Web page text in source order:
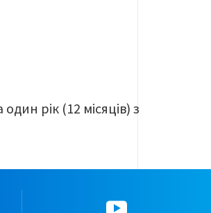
рік (12 місяців) з